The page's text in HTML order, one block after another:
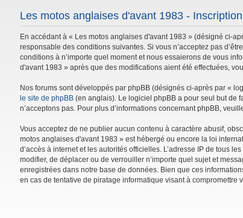
Les motos anglaises d'avant 1983 - Inscription
En accédant à « Les motos anglaises d'avant 1983 » (désigné ci-
responsable des conditions suivantes. Si vous n’acceptez pas
conditions à n’importe quel moment et nous essaierons de vous
d'avant 1983 » après que des modifications aient été effectuées,
Nos forums sont développés par phpBB (désignés ci-après par «
le site de phpBB (en anglais). Le logiciel phpBB a pour seul but de
n’acceptons pas. Pour plus d’informations concernant phpBB,
Vous acceptez de ne publier aucun contenu à caractère abusif,
motos anglaises d'avant 1983 » est hébergé ou encore la loi
d’accès à internet et les autorités officielles. L’adresse IP de tous
modifier, de déplacer ou de verrouiller n’importe quel sujet et
enregistrées dans notre base de données. Bien que ces
en cas de tentative de piratage informatique visant à compromettre